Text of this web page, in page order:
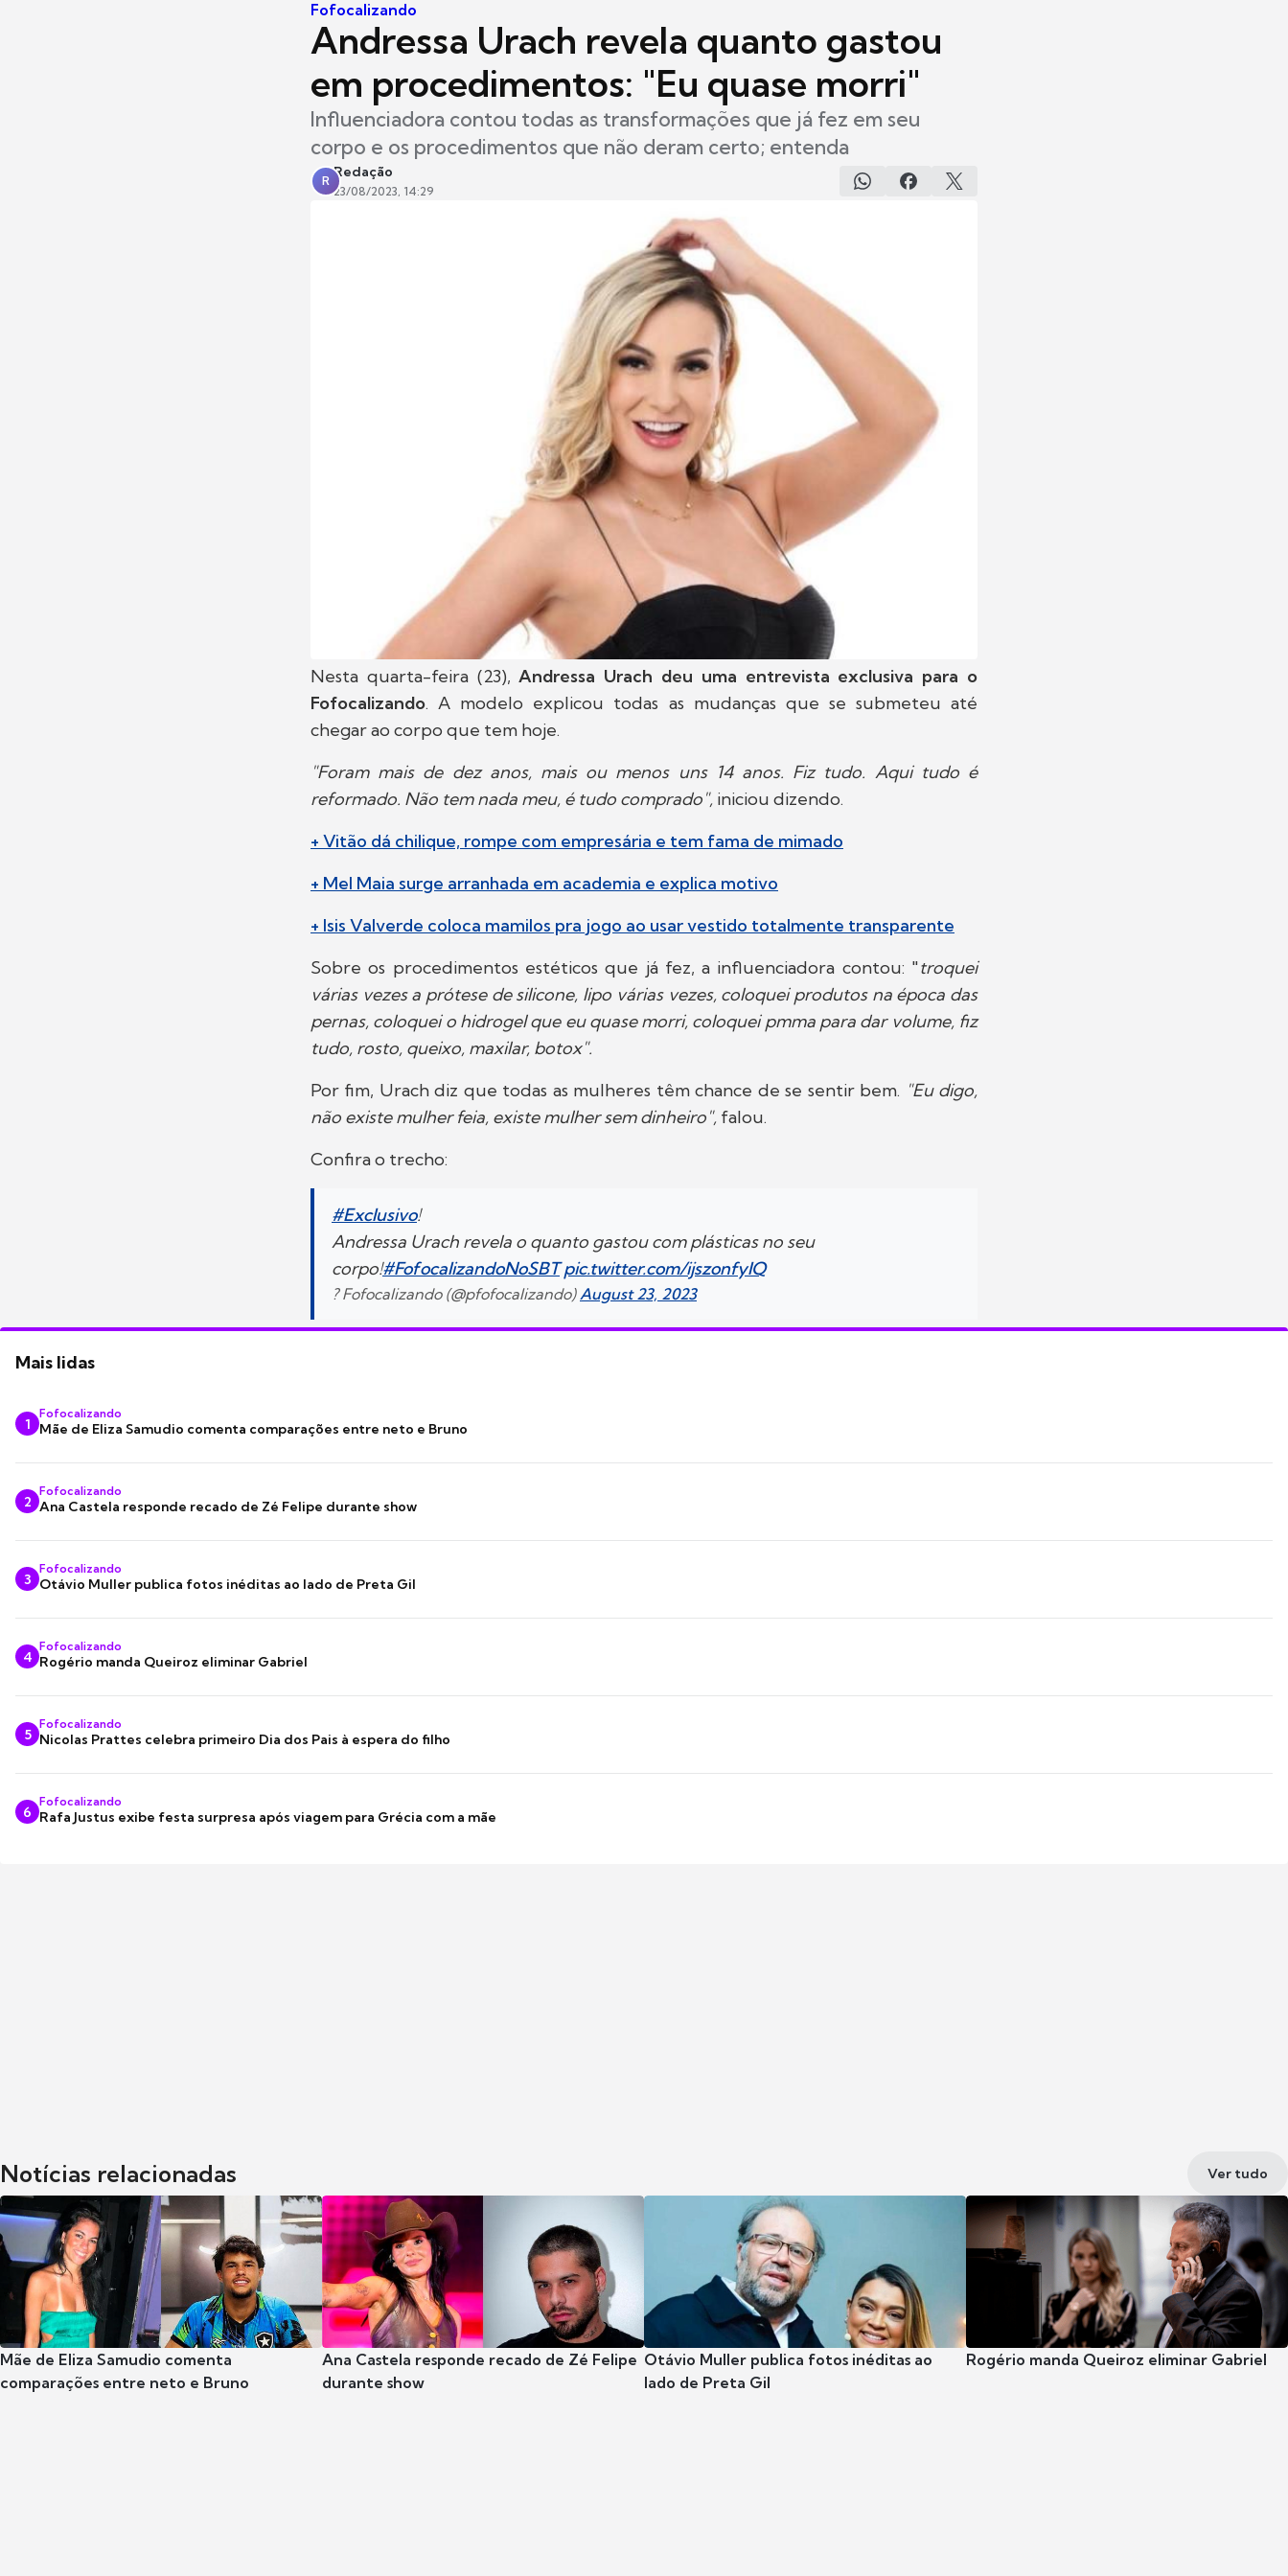
Fofocalizando
Andressa Urach revela quanto gastou
em procedimentos: "Eu quase morri"
Influenciadora contou todas as transformações que já fez em seu
corpo e os procedimentos que não deram certo; entenda
R
Redação
23/08/2023, 14:29
Nesta quarta-feira (23),Andressa Urach deu uma entrevista exclusiva para o
Fofocalizando. A modelo explicou todas as mudanças que se submeteu até
chegar ao corpo que tem hoje.
"Foram mais de dez anos, mais ou menos uns 14 anos. Fiz tudo. Aqui tudo é
reformado. Não tem nada meu, é tudo comprado", iniciou dizendo.
+ Vitão dá chilique, rompe com empresária e tem fama de mimado
+ Mel Maia surge arranhada em academia e explica motivo
+ Isis Valverde coloca mamilos pra jogo ao usar vestido totalmente transparente
Sobre os procedimentos estéticos que já fez, a influenciadora contou: "troquei
várias vezes a prótese de silicone, lipo várias vezes, coloquei produtos na época das
pernas, coloquei o hidrogel que eu quase morri, coloquei pmma para dar volume, fiz
tudo, rosto, queixo, maxilar, botox".
Por fim, Urach diz que todas as mulheres têm chance de se sentir bem. "Eu digo,
não existe mulher feia, existe mulher sem dinheiro", falou.
Confira o trecho:
#Exclusivo!
Andressa Urach revela o quanto gastou com plásticas no seu
corpo!#FofocalizandoNoSBT pic.twitter.com/ijszonfyIQ
? Fofocalizando (@pfofocalizando) August 23, 2023
Mais lidas
1
Fofocalizando
Mãe de Eliza Samudio comenta comparações entre neto e Bruno
2
Fofocalizando
Ana Castela responde recado de Zé Felipe durante show
3
Fofocalizando
Otávio Muller publica fotos inéditas ao lado de Preta Gil
4
Fofocalizando
Rogério manda Queiroz eliminar Gabriel
5
Fofocalizando
Nicolas Prattes celebra primeiro Dia dos Pais à espera do filho
6
Fofocalizando
Rafa Justus exibe festa surpresa após viagem para Grécia com a mãe
Notícias relacionadas Ver tudo
Mãe de Eliza Samudio comenta
comparações entre neto e Bruno
Ana Castela responde recado de Zé Felipe
durante show
Otávio Muller publica fotos inéditas ao
lado de Preta Gil
Rogério manda Queiroz eliminar Gabriel